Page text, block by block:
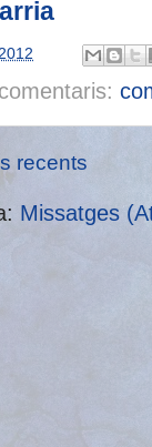
recents
Missatges